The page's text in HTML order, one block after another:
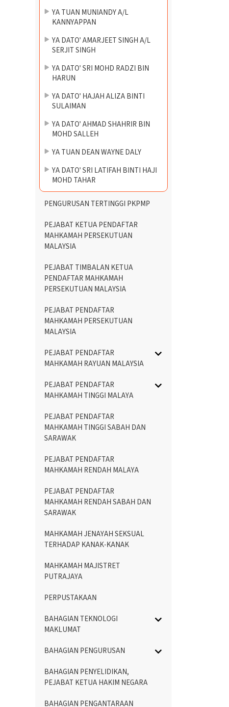
YA TUAN MUNIANDY A/L
KANNYAPPAN
YA DATO' AMARJEET SINGH A/L
SERJIT SINGH
YA DATO' SRI MOHD RADZI BIN
HARUN
YA DATO' HAJAH ALIZA BINTI
SULAIMAN
YA DATO' AHMAD SHAHRIR BIN
MOHD SALLEH
YA TUAN DEAN WAYNE DALY
YA DATO' SRI LATIFAH BINTI HAJI
MOHD TAHAR
PENGURUSAN TERTINGGI PKPMP
PEJABAT KETUA PENDAFTAR
MAHKAMAH PERSEKUTUAN
MALAYSIA
PEJABAT TIMBALAN KETUA
PENDAFTAR MAHKAMAH
PERSEKUTUAN MALAYSIA
PEJABAT PENDAFTAR
MAHKAMAH PERSEKUTUAN
MALAYSIA
PEJABAT PENDAFTAR
MAHKAMAH RAYUAN MALAYSIA
PEJABAT PENDAFTAR
MAHKAMAH TINGGI MALAYA
PEJABAT PENDAFTAR
MAHKAMAH TINGGI SABAH DAN
SARAWAK
PEJABAT PENDAFTAR
MAHKAMAH RENDAH MALAYA
PEJABAT PENDAFTAR
MAHKAMAH RENDAH SABAH DAN
SARAWAK
MAHKAMAH JENAYAH SEKSUAL
TERHADAP KANAK-KANAK
MAHKAMAH MAJISTRET
PUTRAJAYA
PERPUSTAKAAN
BAHAGIAN TEKNOLOGI
MAKLUMAT
BAHAGIAN PENGURUSAN
BAHAGIAN PENYELIDIKAN,
PEJABAT KETUA HAKIM NEGARA
BAHAGIAN PENGANTARAAN